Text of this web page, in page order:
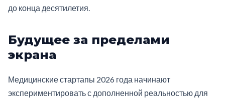
до конца десятилетия.
Будущее за пределами
экрана
Медицинские стартапы 2026 года начинают
экспериментировать с дополненной реальностью для